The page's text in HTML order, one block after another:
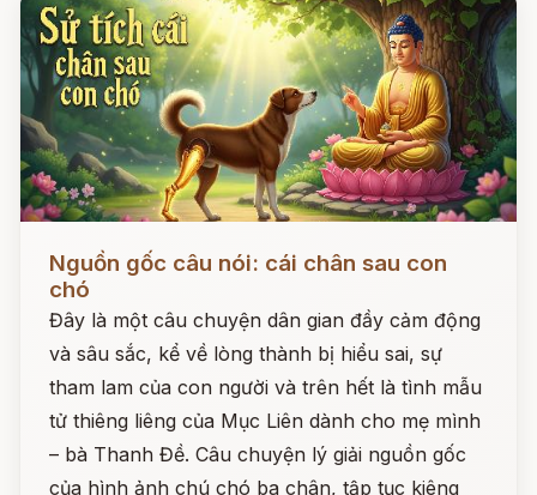
Đọc ngay
Nguồn gốc câu nói: cái chân sau con
chó
Đây là một câu chuyện dân gian đầy cảm động
và sâu sắc, kể về lòng thành bị hiểu sai, sự
tham lam của con người và trên hết là tình mẫu
tử thiêng liêng của Mục Liên dành cho mẹ mình
– bà Thanh Đề. Câu chuyện lý giải nguồn gốc
của hình ảnh chú chó ba chân, tập tục kiêng